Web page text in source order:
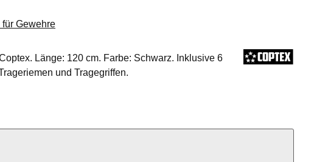
für Gewehre
Länge: 120 cm. Farbe: Schwarz. Inklusive 6
und Tragegriffen.